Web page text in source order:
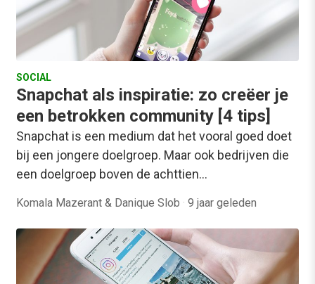
SOCIAL
Snapchat als inspiratie: zo creëer je
een betrokken community [4 tips]
Snapchat is een medium dat het vooral goed doet
bij een jongere doelgroep. Maar ook bedrijven die
een doelgroep boven de achttien…
Komala Mazerant & Danique Slob · 9 jaar geleden